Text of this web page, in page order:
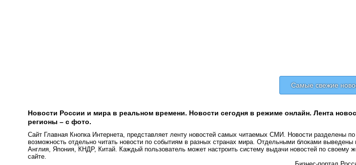
Самые свежие
Новости России и мира в реальном времени. Новости сегодня в режиме онлайн. Лента
регионы – с фото.
Сайт Главная Кнопка Интернета, представляет ленту новостей самых читаемых СМИ. Новости разделены
возможность отдельно читать новости по событиям в разных странах мира. Отдельными блоками
Англия, Япония, КНДР, Китай. Каждый пользователь может настроить систему выдачи новостей по своему
сайте.